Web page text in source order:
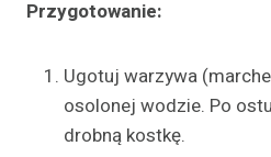
Przygotowanie:
Ugotuj warzywa
osolonej wodzie. Po
drobną kostkę.